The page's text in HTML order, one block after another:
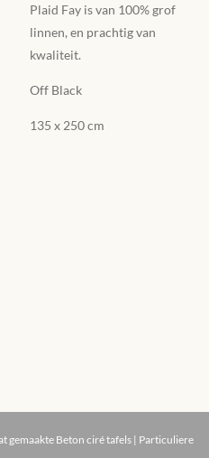
Plaid Fay is van 100% grof
linnen, en prachtig van
kwaliteit.
Off Black
135 x 250 cm
gemaakte Beton ciré tafels | Particuliere